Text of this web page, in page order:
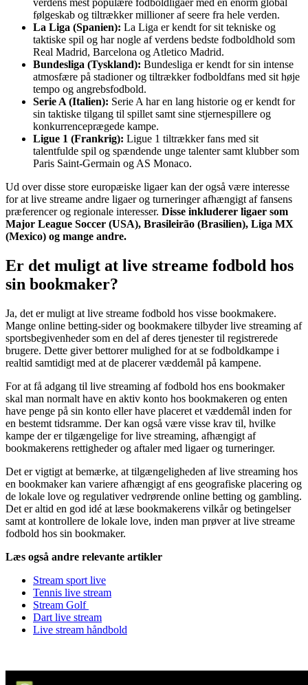
verdens mest populære fodboldligaer med en enorm global
følgeskab og tiltrækker millioner af seere fra hele verden.
La Liga (Spanien): La Liga er kendt for sit tekniske og
taktiske spil og har nogle af verdens bedste fodboldhold som
Real Madrid, Barcelona og Atletico Madrid.
Bundesliga (Tyskland): Bundesliga er kendt for sin intense
atmosfære på stadioner og tiltrækker fodboldfans med sit høje
tempo og angrebsfodbold.
Serie A (Italien): Serie A har en lang historie og er kendt for
sin taktiske tilgang til spillet samt sine stjernespillere og
konkurrenceprægede kampe.
Ligue 1 (Frankrig): Ligue 1 tiltrækker fans med sit
talentfulde spil og spændende unge talenter samt klubber som
Paris Saint-Germain og AS Monaco.
Ud over disse store europæiske ligaer kan der også være interesse
for at live streame andre ligaer og turneringer afhængigt af fansens
præferencer og regionale interesser. Disse inkluderer ligaer som
Major League Soccer (USA), Brasileirão (Brasilien), Liga MX
(Mexico) og mange andre.
Er det muligt at live streame fodbold hos
sin bookmaker?
Ja, det er muligt at live streame fodbold hos visse bookmakere.
Mange online betting-sider og bookmakere tilbyder live streaming af
sportsbegivenheder som en del af deres tjenester til registrerede
brugere. Dette giver bettorer mulighed for at se fodboldkampe i
realtid samtidigt med at de placerer væddemål på kampene.
For at få adgang til live streaming af fodbold hos ens bookmaker
skal man normalt have en aktiv konto hos bookmakeren og enten
have penge på sin konto eller have placeret et væddemål inden for
en bestemt tidsramme. Der kan også være visse krav til, hvilke
kampe der er tilgængelige for live streaming, afhængigt af
bookmakerens rettigheder og aftaler med ligaer og turneringer.
Det er vigtigt at bemærke, at tilgængeligheden af live streaming hos
en bookmaker kan variere afhængigt af ens geografiske placering og
de lokale love og regulativer vedrørende online betting og gambling.
Det er altid en god idé at læse bookmakerens vilkår og betingelser
samt at kontrollere de lokale love, inden man prøver at live streame
fodbold hos sin bookmaker.
Læs også andre relevante artikler
Stream sport live
Tennis live stream
Stream Golf
Dart live stream
Live stream håndbold